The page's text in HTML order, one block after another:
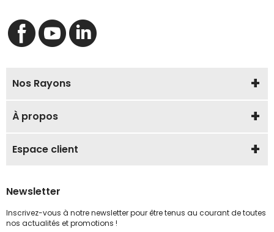
Nos Rayons
À propos
Espace client
Newsletter
Inscrivez-vous à notre newsletter pour être tenus au courant de toutes
nos actualités et promotions !